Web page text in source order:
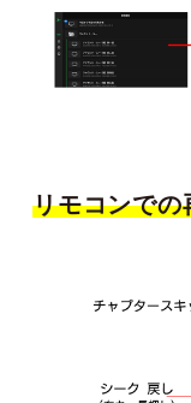
リモコンでの